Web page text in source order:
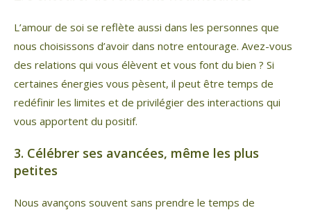
L’amour de soi se reflète aussi dans les personnes que
nous choisissons d’avoir dans notre entourage. Avez-vous
des relations qui vous élèvent et vous font du bien ? Si
certaines énergies vous pèsent, il peut être temps de
redéfinir les limites et de privilégier des interactions qui
vous apportent du positif.
3. Célébrer ses avancées, même les plus
petites
Nous avançons souvent sans prendre le temps de